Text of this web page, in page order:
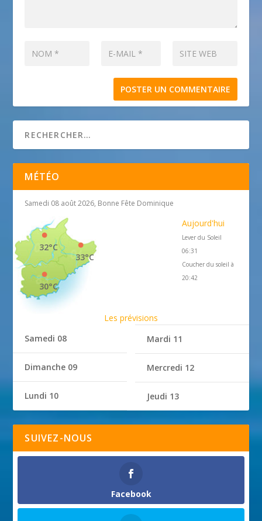
MÉTÉO
Samedi 08 août 2026, Bonne Fête Dominique
33°C
32°C
30°C
Aujourd'hui
Lever du Soleil
06:31
Coucher du soleil à
20:42
Les prévisions
Samedi 08
Dimanche 09
Lundi 10
Mardi 11
Mercredi 12
Jeudi 13
SUIVEZ-NOUS
Facebook